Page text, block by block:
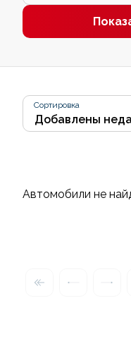
Сортировка
Автомобили не